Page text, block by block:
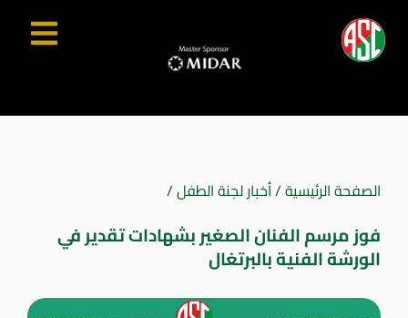
الصفحة الرئيسية/أخبار لجنة الطفل/
فوز مرسم الفنان الصغير بشهادات تقدير في
الورشة الفنية بالبرتغال